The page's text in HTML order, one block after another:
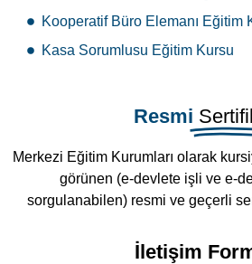
Kooperatif Büro Elemanı Eğitim
Kasa Sorumlusu Eğitim Kursu
Resmi
Merkezi Eğitim Kurumları olarak
görünen (e-devlete işli ve e-
sorgulanabilen) resmi ve geçerli
İletişim